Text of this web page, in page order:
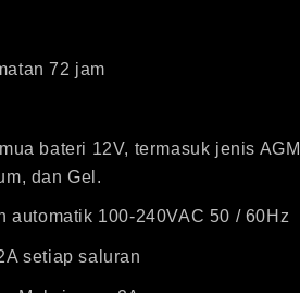
72 jam
bateri 12V, termasuk jenis
dan Gel.
automatik 100-240VAC 50 / 60Hz
setiap saluran